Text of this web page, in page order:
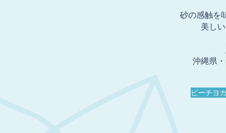
砂の感触を
美し
沖縄県
ビーチヨ